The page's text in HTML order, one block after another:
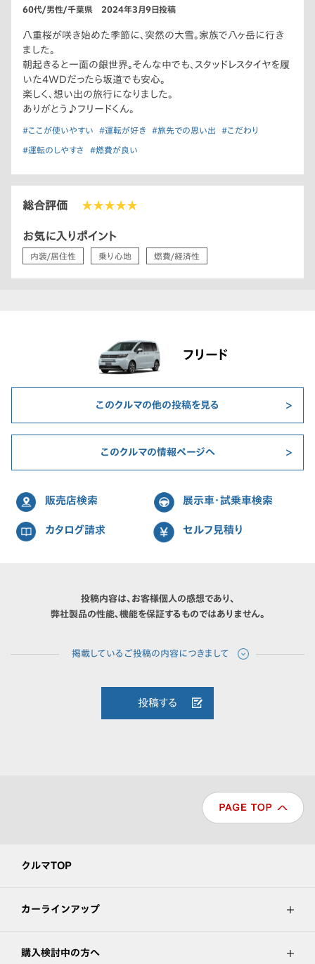
60代/男性/千葉県 2024年3月9日投稿
八重桜が咲き始めた季節に、突然の大雪。家族で八ヶ岳に行き
ました。
朝起きると一面の銀世界。そんな中でも、スタッドレスタイヤを履
いた4WDだったら坂道でも安心。
楽しく、想い出の旅行になりました。
ありがとう♪フリードくん。
#ここが使いやすい #運転が好き #旅先での思い出 #こだわり
#運転のしやすさ #燃費が良い
総合評価 ★★★★★
お気に入りポイント
内装/居住性 乗り心地 燃費/経済性
フリード
このクルマの他の投稿を見る
このクルマの情報ページへ
販売店検索 展示車・試乗車検索
カタログ請求 セルフ見積り
投稿内容は、お客様個人の感想であり、
弊社製品の性能、機能を保証するものではありません。
投稿する
クルマTOP
カーラインアップ
購入検討中の方へ